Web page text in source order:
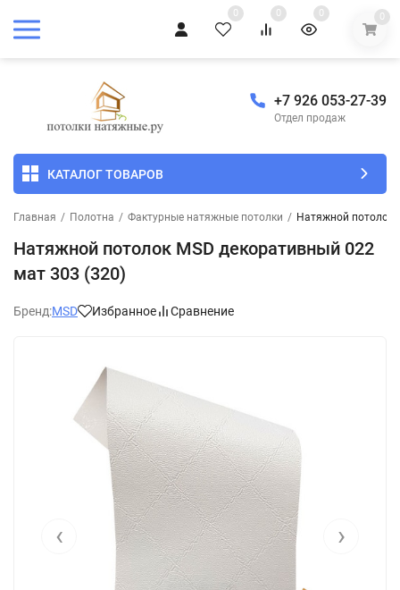
0 0 0 0
+7 926 053-27-39
Отдел продаж
КАТАЛОГ ТОВАРОВ
Главная / Полотна / Фактурные натяжные потолки / Натяжной потолок
Натяжной потолок MSD декоративный 022
мат 303 (320)
Бренд:MSD Избранное Сравнение
‹ ›